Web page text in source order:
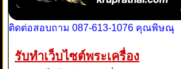
ติดต่อสอบถาม 087-613-1076 คุณพิษณุ
รับทำเว็บไซต์พระเครื่อง